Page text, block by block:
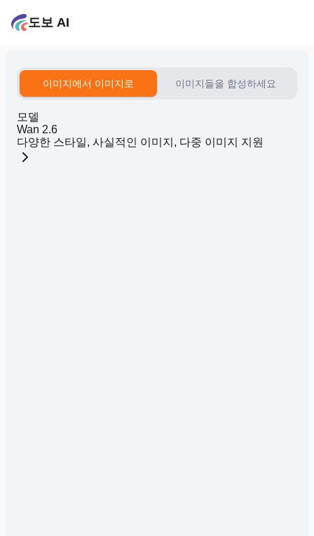
도보 AI
이미지에서 이미지로 이미지들을 합성하세요
모델
Wan 2.6
다양한 스타일, 사실적인 이미지, 다중 이미지 지원